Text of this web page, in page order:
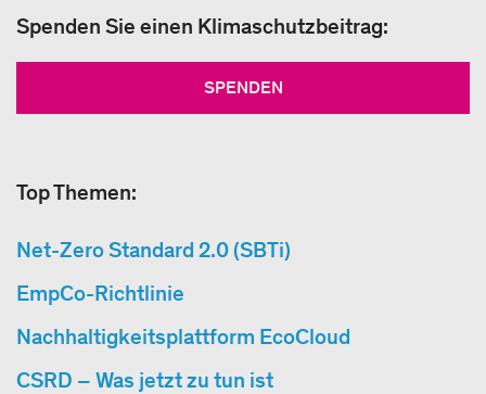
Spenden Sie einen Klimaschutzbeitrag:
SPENDEN
Top Themen:
Net-Zero Standard 2.0 (SBTi)
EmpCo-Richtlinie
Nachhaltigkeitsplattform EcoCloud
CSRD – Was jetzt zu tun ist